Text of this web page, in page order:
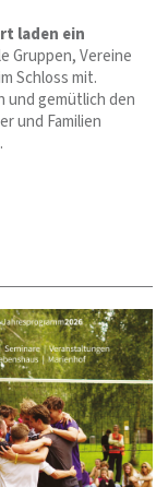
laden ein
Gruppen, Vereine
Schloss mit.
und gemütlich den
und Familien